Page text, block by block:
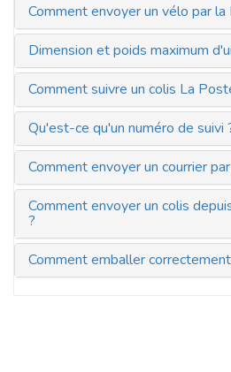
Comment envoyer un vélo par la
Dimension et poids maximum
Comment suivre un colis La
Qu'est-ce qu'un numéro de suivi
Comment envoyer un courrier
Comment envoyer un colis
?
Comment emballer